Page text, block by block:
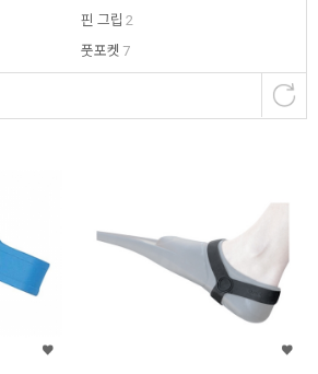
핀 그립 2
풋포켓 7